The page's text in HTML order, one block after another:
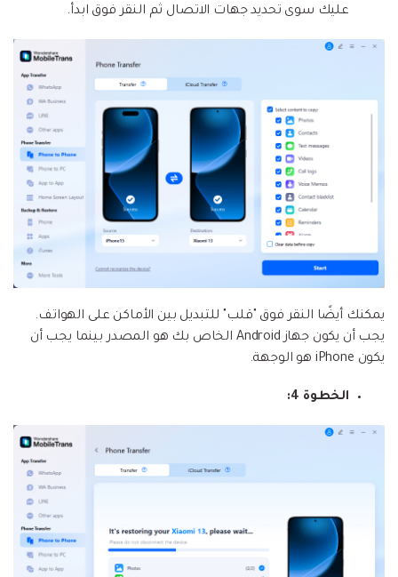
عليك سوى تحديد جهات الاتصال ثم النقر فوق ابدأ.
يمكنك أيضًا النقر فوق "قلب" للتبديل بين الأماكن على الهواتف.
يجب أن يكون جهاز Android الخاص بك هو المصدر بينما يجب أن
يكون iPhone هو الوجهة.
الخطوة 4: